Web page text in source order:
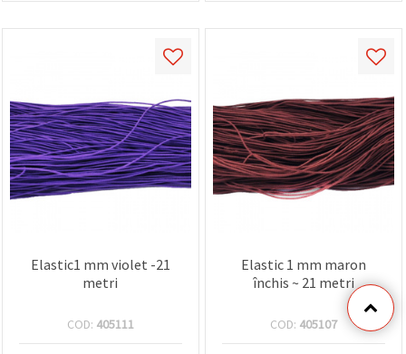
Elastic1 mm violet -21
metri
COD: 405111
Elastic 1 mm maron
închis ~ 21 metri
COD: 405107